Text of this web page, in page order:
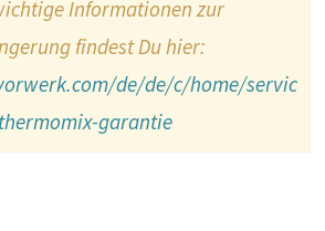
Informationen zur
findest Du hier:
de/de/c/home/servic
garantie